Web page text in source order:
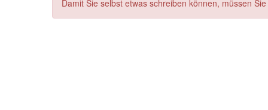
Damit Sie selbst etwas schreiben können, müssen